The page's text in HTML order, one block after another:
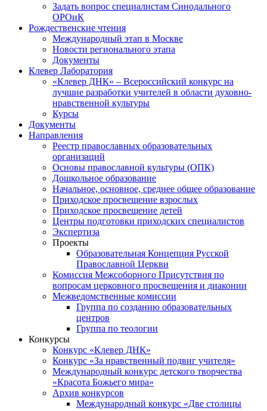
Задать вопрос специалистам Синодального
ОРОиК
Рождественские чтения
Международный этап в Москве
Новости регионального этапа
Документы
Клевер Лаборатория
«Клевер ДНК» – Всероссийский конкурс на
лучшие разработки учителей в области духовно-
нравственной культуры
Курсы
Документы
Направления
Реестр православных образовательных
организаций
Основы православной культуры (ОПК)
Дошкольное образование
Начальное, основное, среднее общее образование
Приходское просвещение взрослых
Приходское просвещение детей
Центры подготовки приходских специалистов
Экспертиза
Проекты
Образовательная Концепция Русской
Православной Церкви
Комиссия Межсоборного Присутствия по
вопросам церковного просвещения и диаконии
Межведомственные комиссии
Группа по созданию образовательных
центров
Группа по теологии
Конкурсы
Конкурс «Клевер ДНК»
Конкурс «За нравственный подвиг учителя»
Международный конкурс детского творчества
«Красота Божьего мира»
Архив конкурсов
Международный конкурс «Две столицы